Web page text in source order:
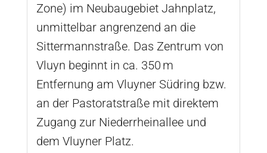
Zone) im Neubaugebiet Jahnplatz,
unmittelbar angrenzend an die
Sittermannstraße. Das Zentrum von
Vluyn beginnt in ca. 350 m
Entfernung am Vluyner Südring bzw.
an der Pastoratstraße mit direktem
Zugang zur Niederrheinallee und
dem Vluyner Platz.